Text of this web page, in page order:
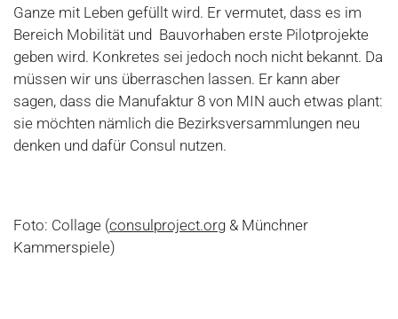
Ganze mit Leben gefüllt wird. Er vermutet, dass es im
Bereich Mobilität und Bauvorhaben erste Pilotprojekte
geben wird. Konkretes sei jedoch noch nicht bekannt. Da
müssen wir uns überraschen lassen. Er kann aber
sagen, dass die Manufaktur 8 von MIN auch etwas plant:
sie möchten nämlich die Bezirksversammlungen neu
denken und dafür Consul nutzen.
Foto: Collage (consulproject.org & Münchner
Kammerspiele)